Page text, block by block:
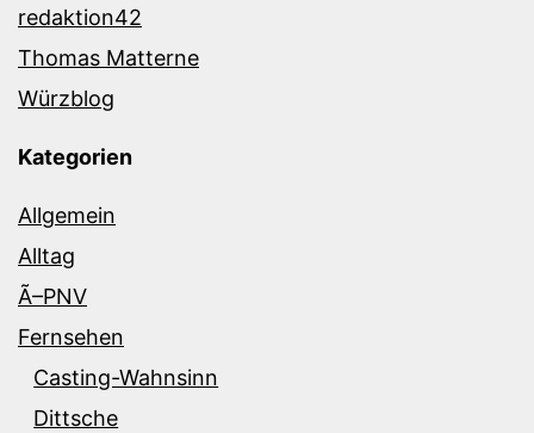
redaktion42
Thomas Matterne
Würzblog
Kategorien
Allgemein
Alltag
Ã–PNV
Fernsehen
Casting-Wahnsinn
Dittsche